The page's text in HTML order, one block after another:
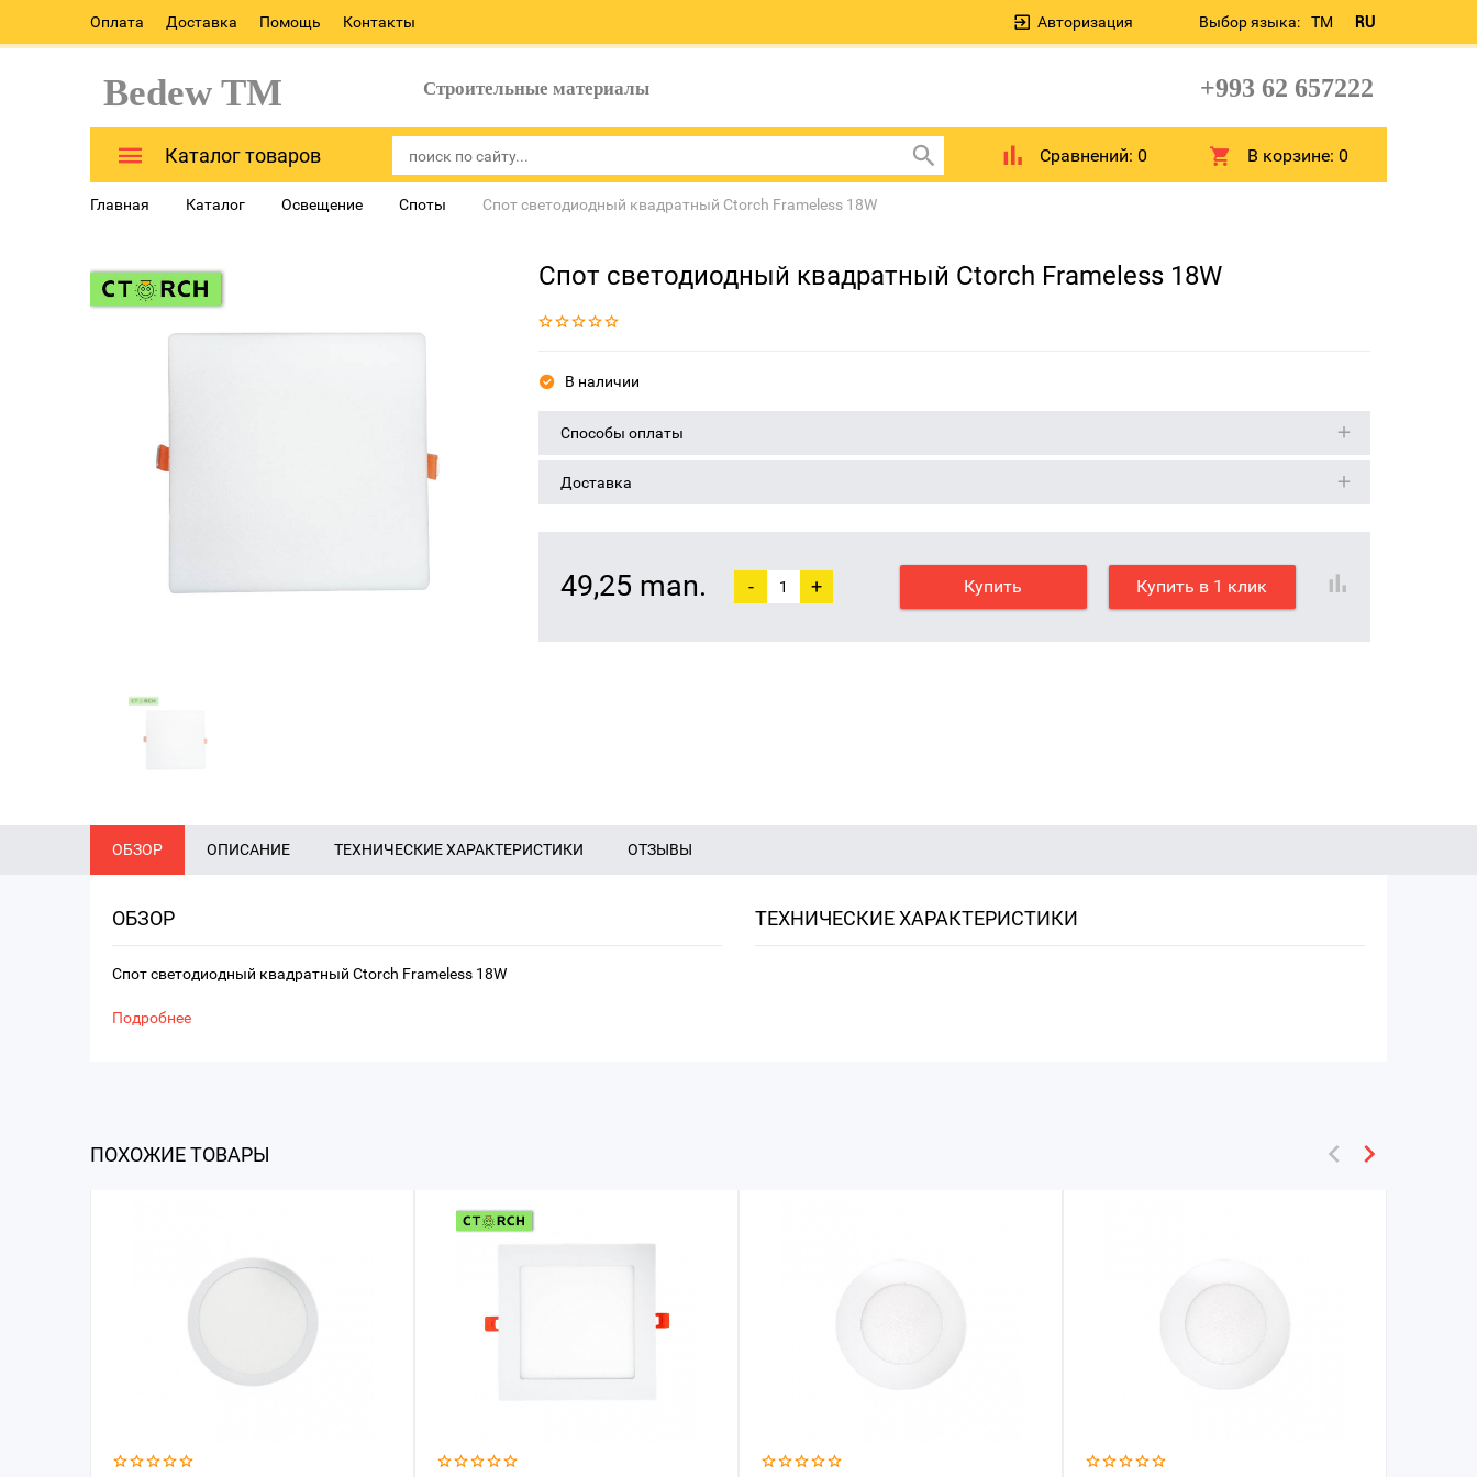
Оплата Доставка Помощь Контакты Выбор языка: TM RU
Авторизация
Bedew TM Строительные материалы +993 62 657222
Каталог товаров Сравнений: 0 В корзине:0
Главная Каталог Освещение Споты Спот светодиодный квадратный Ctorch Frameless 18W
Спот светодиодный квадратный Ctorch Frameless 18W
В наличии
Способы оплаты
Доставка
49,25 man. - + Купить Купить в 1 клик
ОБЗОР ОПИСАНИЕ ТЕХНИЧЕСКИЕ ХАРАКТЕРИСТИКИ ОТЗЫВЫ
ОБЗОР
Спот светодиодный квадратный Ctorch Frameless 18W
Подробнее
ТЕХНИЧЕСКИЕ ХАРАКТЕРИСТИКИ
ПОХОЖИЕ ТОВАРЫ